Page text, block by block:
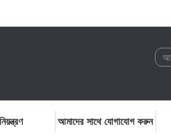
আমাদের সাথে যোগাযোগ করুন